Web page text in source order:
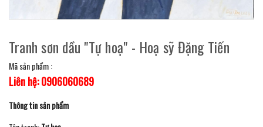
Tranh sơn dầu "Tự hoạ" - Hoạ sỹ Đặng Tiến
Mã sản phẩm :
Liên hệ: 0906060689
Thông tin sản phẩm